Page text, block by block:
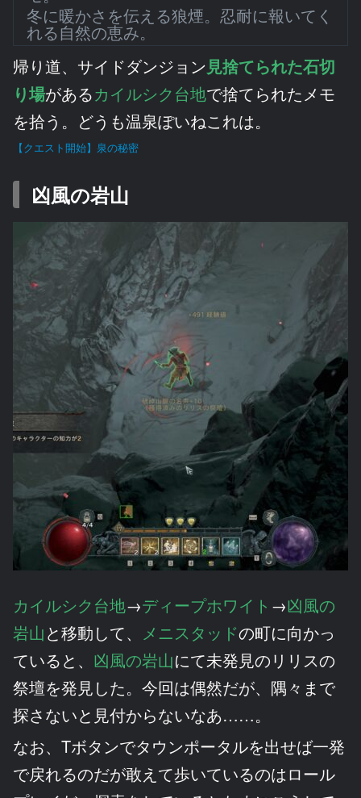
冬に暖かさを伝える狼煙。忍耐に報いてく
れる自然の恵み。
帰り道、サイドダンジョン見捨てられた石切
り場があるカイルシク台地で捨てられたメモ
を拾う。どうも温泉ぽいねこれは。
【クエスト開始】泉の秘密
凶風の岩山
カイルシク台地→ディープホワイト →凶風の
岩山と移動して、 メニスタッドの町に向かっ
ていると、 凶風の岩山にて未発見のリリスの
祭壇を発見した。今回は偶然だが、隅々まで
探さないと見付からないなあ……。
なお、Tボタンでタウンポータルを出せば一発
で戻れるのだが敢えて歩いているのはロール